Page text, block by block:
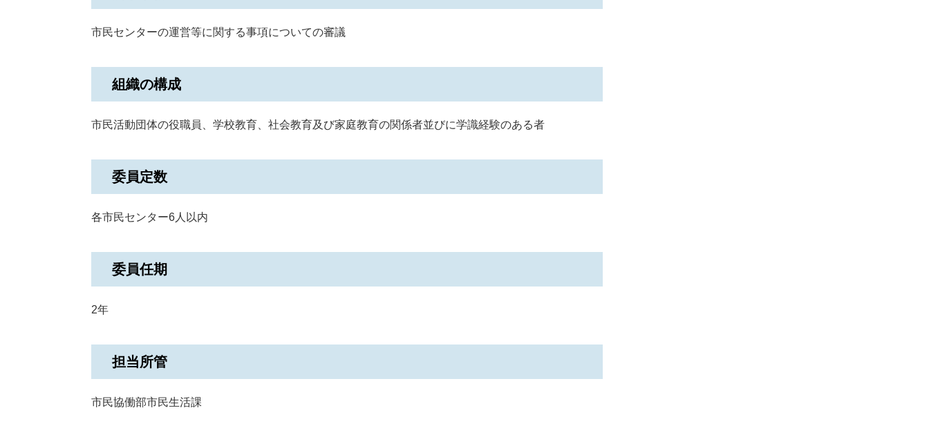
市民センターの運営等に関する事項についての審議
組織の構成
市民活動団体の役職員、学校教育、社会教育及び家庭教育の関係者並びに学識経験のある者
委員定数
各市民センター6人以内
委員任期
2年
担当所管
市民協働部市民生活課